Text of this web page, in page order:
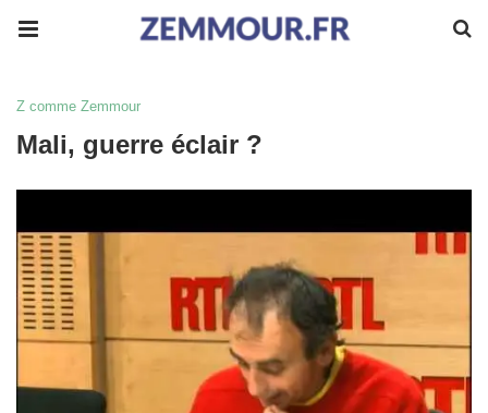
Z comme Zemmour
Mali, guerre éclair ?